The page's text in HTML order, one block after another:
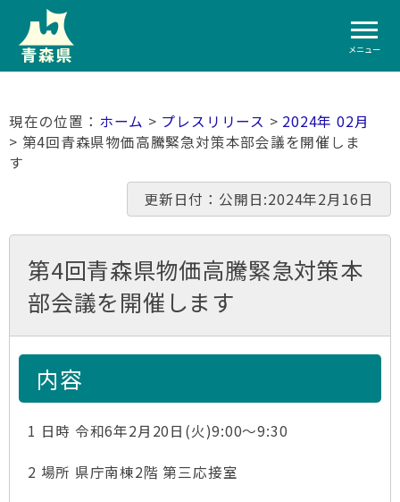
メニュー
ホーム > プレスリリース > 2024年 02月
> 第4回青森県物価高騰緊急対策本部会議を開催しま
す
更新日付：公開日:2024年2月16日
第4回青森県物価高騰緊急対策本
部会議を開催します
内容
1 日時 令和6年2月20日(火)9:00～9:30
2 場所 県庁南棟2階 第三応接室